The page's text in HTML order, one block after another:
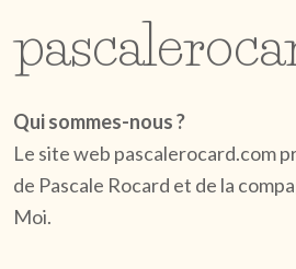
Qui sommes-nous ?
Le site web pascalerocard.com
de Pascale Rocard et de la
Moi.